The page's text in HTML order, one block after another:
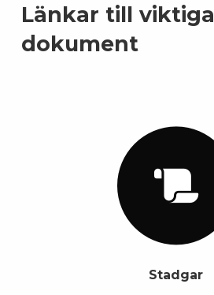
Länkar till viktiga
dokument
Stadgar